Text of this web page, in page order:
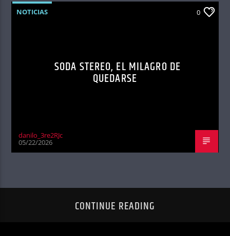
NOTICIAS 0
SODA STEREO, EL MILAGRO DE
QUEDARSE
danilo_3re2RJc
05/22/2026
CONTINUE READING